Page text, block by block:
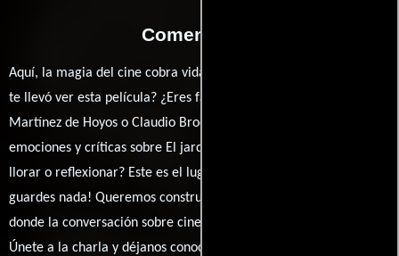
Comentarios
Aquí, la magia del cine cobra vida a través de tus opiniones. ¿Qué
te llevó ver esta película? ¿Eres fan de Felipe Cazals, Jorge
Martínez de Hoyos o Claudio Brook? Comparte tus pensamientos,
emociones y críticas sobre El jardín de la tía Isabel. ¿Te hizo reír,
llorar o reflexionar? Este es el lugar para expresarlo. ¡No te
guardes nada! Queremos construir una comunidad apasionada
donde la conversación sobre cine y series nunca se detenga.
Únete a la charla y déjanos conocer tu mundo cinematográfico.